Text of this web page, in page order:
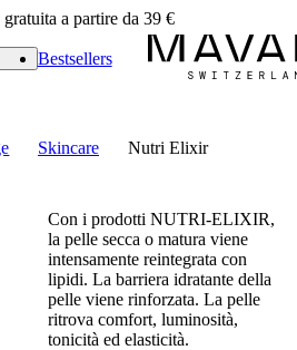
a partire da 39 €
Bestsellers
Skincare Nutri Elixir
Con i prodotti NUTRI-ELIXIR,
la pelle secca o matura viene
intensamente reintegrata con
lipidi. La barriera idratante della
pelle viene rinforzata. La pelle
ritrova comfort, luminosità,
tonicità ed elasticità.